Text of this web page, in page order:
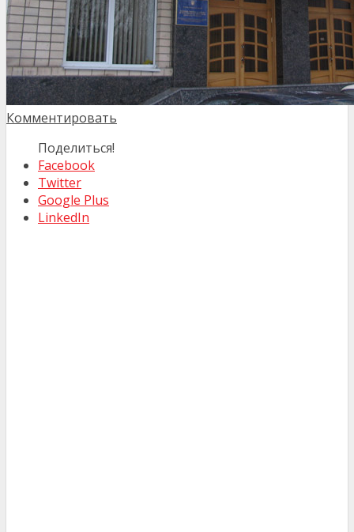
Комментировать
Поделиться!
Facebook
Twitter
Google Plus
LinkedIn